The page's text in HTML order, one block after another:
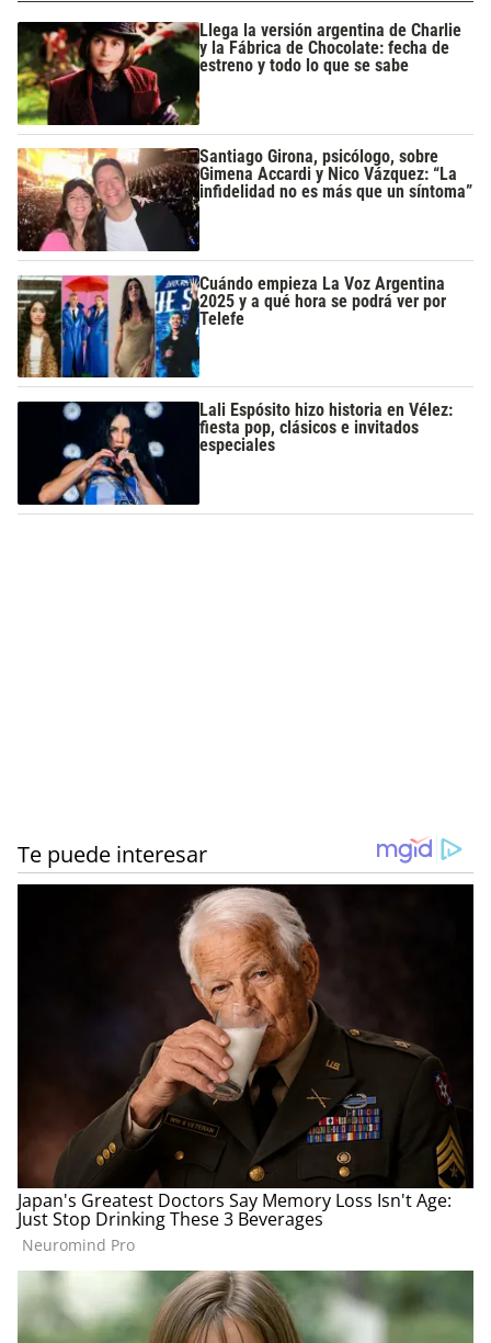
Llega la versión argentina de Charlie
y la Fábrica de Chocolate: fecha de
estreno y todo lo que se sabe
Santiago Girona, psicólogo, sobre
Gimena Accardi y Nico Vázquez: “La
infidelidad no es más que un síntoma”
Cuándo empieza La Voz Argentina
2025 y a qué hora se podrá ver por
Telefe
Lali Espósito hizo historia en Vélez:
fiesta pop, clásicos e invitados
especiales